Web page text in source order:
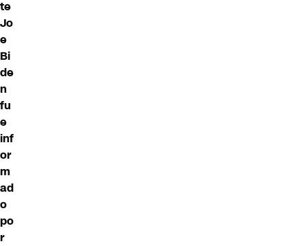
te
Jo
e
Bi
de
n
fu
e
inf
or
m
ad
o
po
r